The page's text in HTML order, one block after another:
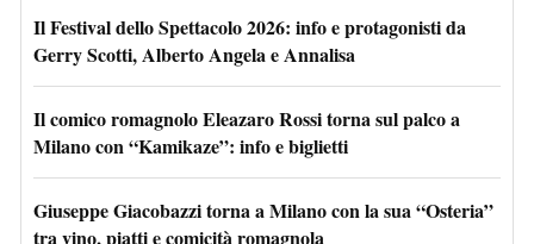
Il Festival dello Spettacolo 2026: info e protagonisti da
Gerry Scotti, Alberto Angela e Annalisa
Il comico romagnolo Eleazaro Rossi torna sul palco a
Milano con “Kamikaze”: info e biglietti
Giuseppe Giacobazzi torna a Milano con la sua “Osteria”
tra vino, piatti e comicità romagnola